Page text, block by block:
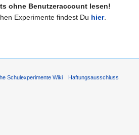
ohne Benutzeraccount lesen!
Experimente findest Du hier.
Schulexperimente Wiki Haftungsausschluss